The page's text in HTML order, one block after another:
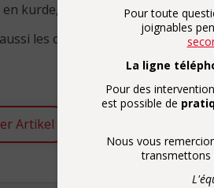
Pour toute
joignables
La ligne
Pour des
est possible de
Nous vous
transmettons
en kurde, arabe, turc, anglais,
les contacter par mail à:
Artikel